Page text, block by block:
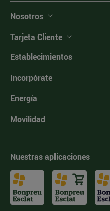
Nosotros
Tarjeta Cliente
Establecimientos
Incorpórate
Energía
Movilidad
Nuestras aplicaciones